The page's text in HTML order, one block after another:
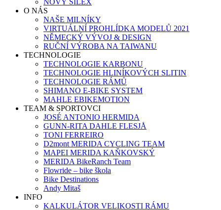
NOVÝ SILEX
O NÁS
NAŠE MILNÍKY
VIRTUÁLNÍ PROHLÍDKA MODELŮ 2021
NĚMECKÝ VÝVOJ & DESIGN
RUČNÍ VÝROBA NA TAIWANU
TECHNOLOGIE
TECHNOLOGIE KARBONU
TECHNOLOGIE HLINÍKOVÝCH SLITIN
TECHNOLOGIE RÁMŮ
SHIMANO E-BIKE SYSTEM
MAHLE EBIKEMOTION
TEAM & SPORTOVCI
JOSÉ ANTONIO HERMIDA
GUNN-RITA DAHLE FLESJÅ
TONI FERREIRO
D2mont MERIDA CYCLING TEAM
MAPEI MERIDA KAŇKOVSKÝ
MERIDA BikeRanch Team
Flowride – bike škola
Bike Destinations
Andy Mitaš
INFO
KALKULÁTOR VELIKOSTI RÁMU